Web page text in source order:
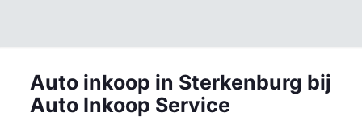
Auto inkoop in Sterkenburg bij
Auto Inkoop Service